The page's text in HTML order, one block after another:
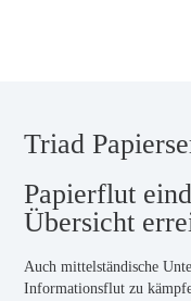
Triad
Papierflut
Übersicht
Auch mittelständische
Informationsflut zu